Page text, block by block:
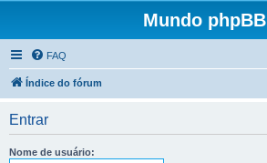
Mundo phpBB
FAQ
Índice do fórum
Entrar
Nome de usuário: